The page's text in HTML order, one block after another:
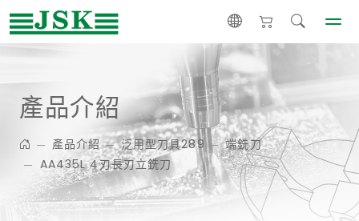
產品介紹
產品介紹 泛用型刀具289
端銑刀
AA435L 4刃長刃立銑刀